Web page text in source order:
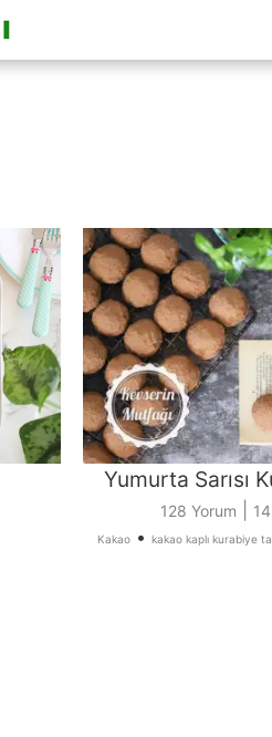
Yumurta Sarısı
128 Yorum
Kakao • kakao kaplı kurabiye